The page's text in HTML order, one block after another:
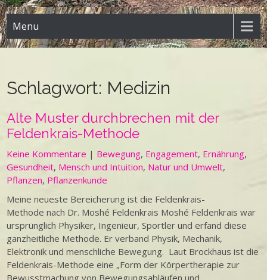
Menu
Schlagwort: Medizin
Alte Muster durchbrechen mit der
Feldenkrais-Methode
Keine Kommentare | Bewegung, Engagement, Ernährung,
Gesundheit, Mensch und Intuition, Natur und Umwelt,
Pflanzen, Pflanzenkunde
Meine neueste Bereicherung ist die Feldenkrais-
Methode nach Dr. Moshé Feldenkrais Moshé Feldenkrais war
ursprünglich Physiker, Ingenieur, Sportler und erfand diese
ganzheitliche Methode. Er verband Physik, Mechanik,
Elektronik und menschliche Bewegung. Laut Brockhaus ist die
Feldenkrais-Methode eine „Form der Körpertherapie zur
Bewusstmachung von Bewegungsabläufen und